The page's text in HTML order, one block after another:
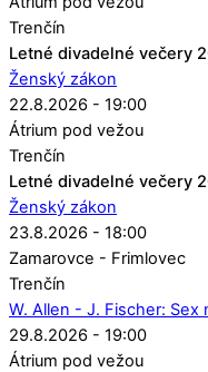
Trenčín
Letné divadelné večery
Ženský zákon
22.8.2026 - 19:00
Átrium pod vežou
Trenčín
Letné divadelné večery
Ženský zákon
23.8.2026 - 18:00
Zamarovce - Frimlovec
Trenčín
W. Allen - J. Fischer: Sex
29.8.2026 - 19:00
Átrium pod vežou